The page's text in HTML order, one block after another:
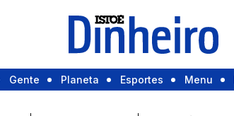
Gente Planeta Esportes Menu